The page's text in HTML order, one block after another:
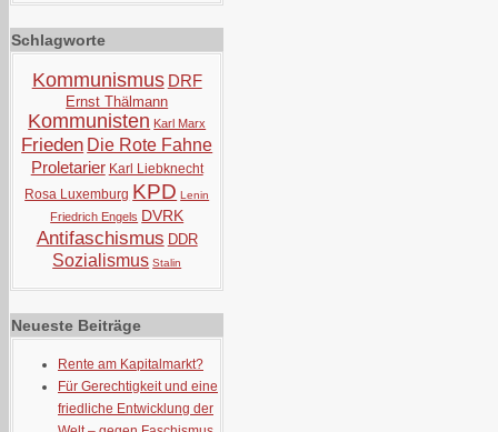
Schlagworte
Kommunismus DRF
Ernst Thälmann
Kommunisten Karl Marx
Frieden Die Rote Fahne
Proletarier Karl Liebknecht
Rosa Luxemburg KPD Lenin
Friedrich Engels DVRK
Antifaschismus DDR
Sozialismus Stalin
Neueste Beiträge
Rente am Kapitalmarkt?
Für Gerechtigkeit und eine
friedliche Entwicklung der